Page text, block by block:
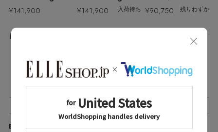
¥141,900
¥141,900
入荷待ち
¥90,750
残りわずか
No.25
BONAVENTURA/ボナベンチュラ
Quick View
BONAVENTURA/ボナベンチュラ